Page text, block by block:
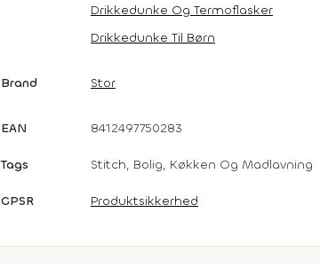
Drikkedunke Og Termoflasker
Drikkedunke Til Børn
Brand Stor
EAN 8412497750283
Tags Stitch, Bolig, Køkken Og Madlavning
GPSR Produktsikkerhed